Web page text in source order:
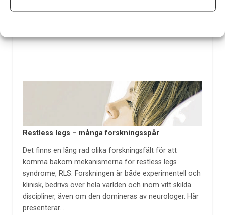
Restless legs – många forskningsspår
Det finns en lång rad olika forskningsfält för att
komma bakom mekanismerna för restless legs
syndrome, RLS. Forskningen är både experimentell och
klinisk, bedrivs över hela världen och inom vitt skilda
discipliner, även om den domineras av neurologer. Här
presenterar…